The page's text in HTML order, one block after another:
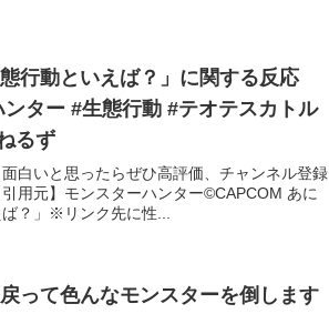
行動といえば？」に関する反応
ター #生態行動 #テオテスカトル
るず
白いと思ったらぜひ高評価、チャンネル登録
用元】モンスターハンター©CAPCOM あに
？」※リンク先に性...
って色んなモンスターを倒します